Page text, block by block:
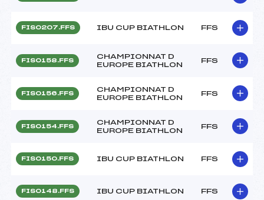
FIS0207.FFS IBU CUP BIATHLON FFS
FIS0158.FFS
CHAMPIONNAT D
EUROPE BIATHLON
FFS
FIS0156.FFS
CHAMPIONNAT D
EUROPE BIATHLON
FFS
FIS0154.FFS
CHAMPIONNAT D
EUROPE BIATHLON
FFS
FIS0150.FFS IBU CUP BIATHLON FFS
FIS0148.FFS IBU CUP BIATHLON FFS